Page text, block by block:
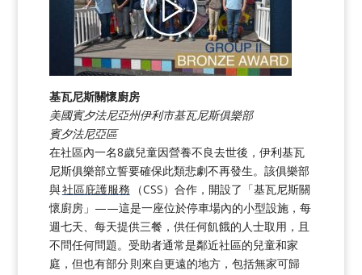
基瓦尼斯關懷廚房
美國賓夕法尼亞州伊利市基瓦尼斯俱樂部
賓夕法尼亞區
在社區內一名8歲兒童因營養不良去世後，伊利基瓦
尼斯俱樂部立誓要確保此類悲劇不再發生。該俱樂部
與社區庇護服務 （CSS）合作，開設了「基瓦尼斯關
懷廚房」——這是一座位於停車場內的小型設施，每
週七天、每天提供三餐，供任何飢餓的人士取用，且
不問任何問題。受助者通常是鄰近社區的兒童和家
庭，但也有部分則來自更遠的地方，包括無家可歸